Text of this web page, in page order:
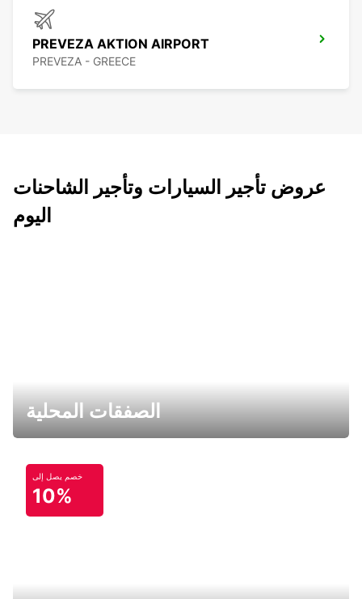
PREVEZA AKTION AIRPORT
PREVEZA - GREECE
عروض تأجير السيارات وتأجير الشاحنات
اليوم
الصفقات المحلية
خصم يصل إلى
10%